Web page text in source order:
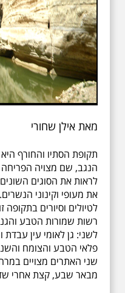
מאת אילן שחורי
תקופת הסתיו והחורף
הנגב, שם מצויה
לראות את הסוגים
את מעופי וקינוני
לטיולים וסיורים
רשות שמורות הטבע
לשני: גן לאומי עין
פלאי הטבע והצומח
שני האתרים מצויים
מבאר שבע, קצת אחרי